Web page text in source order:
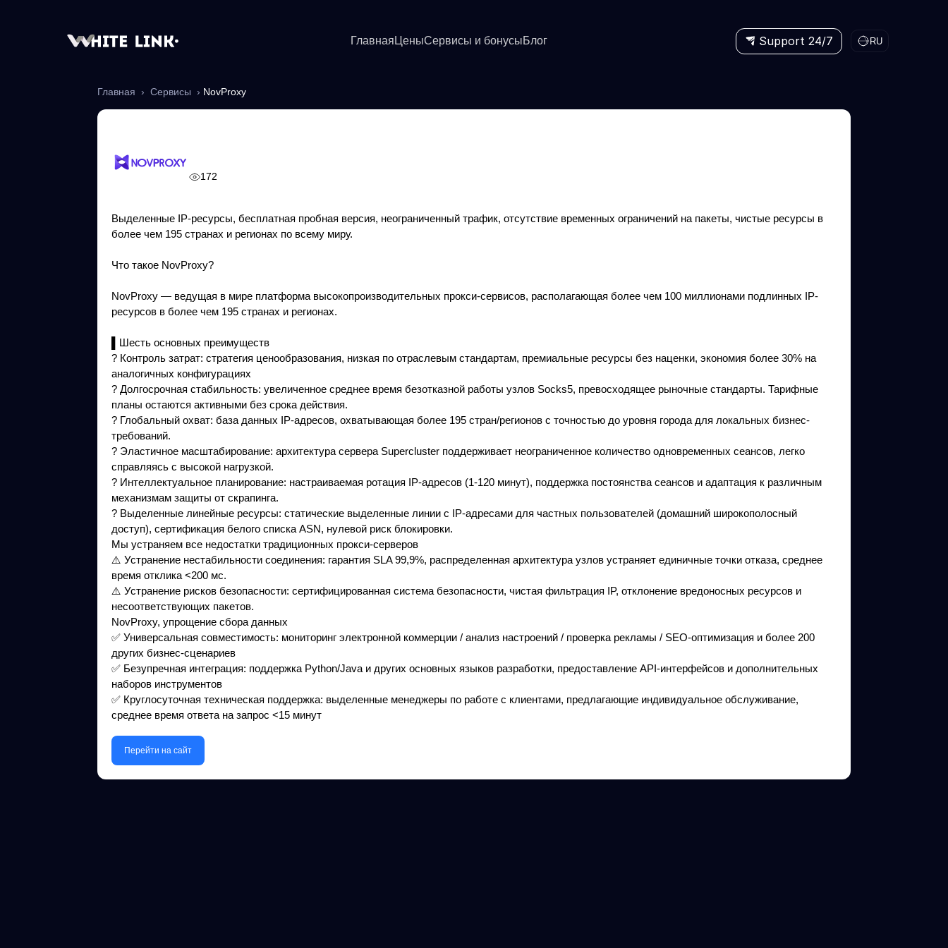
Главная ЦеныСервисы и бонусыБлог Support 24/7 RU
Главная › Сервисы › NovProxy
172
Выделенные IP-ресурсы, бесплатная пробная версия, неограниченный трафик, отсутствие временных ограничений на пакеты, чистые ресурсы в
более чем 195 странах и регионах по всему миру.
Что такое NovProxy?
NovProxy — ведущая в мире платформа высокопроизводительных прокси-сервисов, располагающая более чем 100 миллионами подлинных IP-
ресурсов в более чем 195 странах и регионах.
▌Шесть основных преимуществ
? Контроль затрат: стратегия ценообразования, низкая по отраслевым стандартам, премиальные ресурсы без наценки, экономия более 30% на
аналогичных конфигурациях
? Долгосрочная стабильность: увеличенное среднее время безотказной работы узлов Socks5, превосходящее рыночные стандарты. Тарифные
планы остаются активными без срока действия.
? Глобальный охват: база данных IP-адресов, охватывающая более 195 стран/регионов с точностью до уровня города для локальных бизнес-
требований.
? Эластичное масштабирование: архитектура сервера Supercluster поддерживает неограниченное количество одновременных сеансов, легко
справляясь с высокой нагрузкой.
? Интеллектуальное планирование: настраиваемая ротация IP-адресов (1-120 минут), поддержка постоянства сеансов и адаптация к различным
механизмам защиты от скрапинга.
? Выделенные линейные ресурсы: статические выделенные линии с IP-адресами для частных пользователей (домашний широкополосный
доступ), сертификация белого списка ASN, нулевой риск блокировки.
Мы устраняем все недостатки традиционных прокси-серверов
⚠️ Устранение нестабильности соединения: гарантия SLA 99,9%, распределенная архитектура узлов устраняет единичные точки отказа, среднее
время отклика <200 мс.
⚠️ Устранение рисков безопасности: сертифицированная система безопасности, чистая фильтрация IP, отклонение вредоносных ресурсов и
несоответствующих пакетов.
NovProxy, упрощение сбора данных
✅ Универсальная совместимость: мониторинг электронной коммерции / анализ настроений / проверка рекламы / SEO-оптимизация и более 200
других бизнес-сценариев
✅ Безупречная интеграция: поддержка Python/Java и других основных языков разработки, предоставление API-интерфейсов и дополнительных
наборов инструментов
✅ Круглосуточная техническая поддержка: выделенные менеджеры по работе с клиентами, предлагающие индивидуальное обслуживание,
среднее время ответа на запрос <15 минут
Перейти на сайт